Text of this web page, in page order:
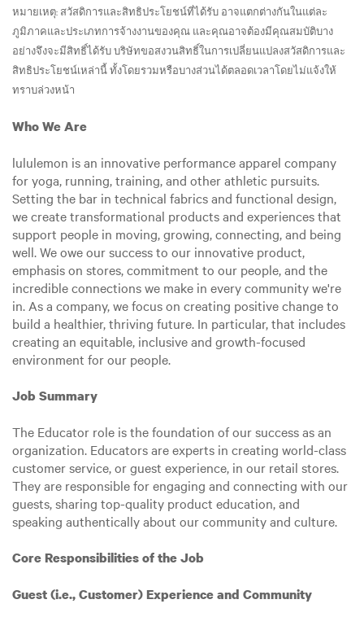
หมายเหตุ: สวัสดิการและสิทธิประโยชน์ที่ได้รับ อาจแตกต่างกันในแต่ละ
ภูมิภาคและประเภทการจ้างงานของคุณ และคุณอาจต้องมีคุณสมบัติบาง
อย่างจึงจะมีสิทธิ์ได้รับ บริษัทขอสงวนสิทธิ์ในการเปลี่ยนแปลงสวัสดิการและ
สิทธิประโยชน์เหล่านี้ ทั้งโดยรวมหรือบางส่วนได้ตลอดเวลาโดยไม่แจ้งให้
ทราบล่วงหน้า
Who We Are
lululemon is an innovative performance apparel company
for yoga, running, training, and other athletic pursuits.
Setting the bar in technical fabrics and functional design,
we create transformational products and experiences that
support people in moving, growing, connecting, and being
well. We owe our success to our innovative product,
emphasis on stores, commitment to our people, and the
incredible connections we make in every community we're
in. As a company, we focus on creating positive change to
build a healthier, thriving future. In particular, that includes
creating an equitable, inclusive and growth-focused
environment for our people.
Job Summary
The Educator role is the foundation of our success as an
organization. Educators are experts in creating world-class
customer service, or guest experience, in our retail stores.
They are responsible for engaging and connecting with our
guests, sharing top-quality product education, and
speaking authentically about our community and culture.
Core Responsibilities of the Job
Guest (i.e., Customer) Experience and Community